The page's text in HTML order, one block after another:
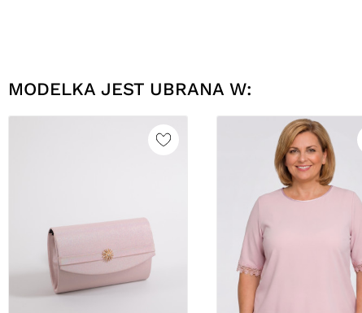
MODELKA JEST UBRANA W: